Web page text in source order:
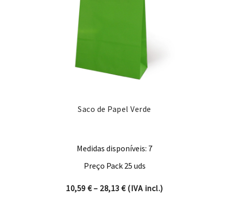
Saco de Papel Verde
Medidas disponíveis: 7
Preço Pack 25 uds
10,59€– 28,13€Price range: 10,59 €
(IVA incl.)